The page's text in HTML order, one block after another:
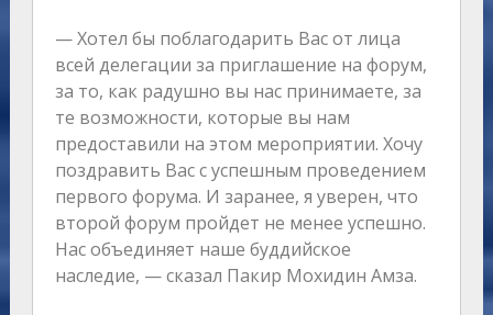
— Хотел бы поблагодарить Вас от лица
всей делегации за приглашение на форум,
за то, как радушно вы нас принимаете, за
те возможности, которые вы нам
предоставили на этом мероприятии. Хочу
поздравить Вас с успешным проведением
первого форума. И заранее, я уверен, что
второй форум пройдет не менее успешно.
Нас объединяет наше буддийское
наследие, — сказал Пакир Мохидин Амза.